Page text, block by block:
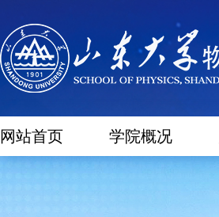
网站首页 学院概况